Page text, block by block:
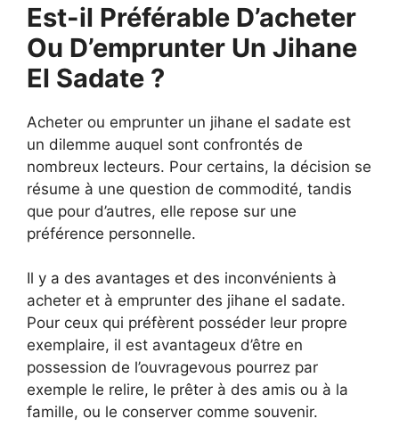
Est-il Préférable D’acheter
Ou D’emprunter Un Jihane
El Sadate ?
Acheter ou emprunter un jihane el sadate est
un dilemme auquel sont confrontés de
nombreux lecteurs. Pour certains, la décision se
résume à une question de commodité, tandis
que pour d’autres, elle repose sur une
préférence personnelle.
Il y a des avantages et des inconvénients à
acheter et à emprunter des jihane el sadate.
Pour ceux qui préfèrent posséder leur propre
exemplaire, il est avantageux d’être en
possession de l’ouvragevous pourrez par
exemple le relire, le prêter à des amis ou à la
famille, ou le conserver comme souvenir.